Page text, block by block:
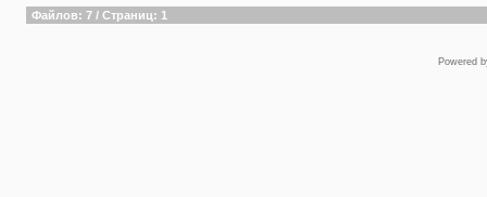
Файлов: 7 / Страниц: 1
Powered